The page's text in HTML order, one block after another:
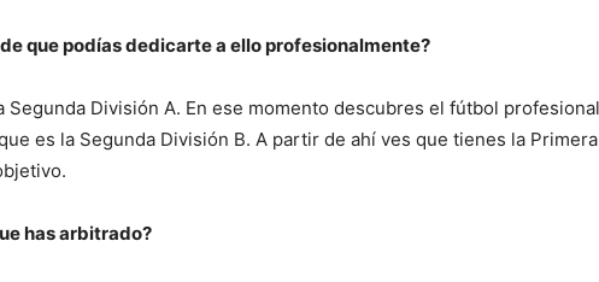
que podías dedicarte a ello profesionalmente?
Segunda División A. En ese momento descubres el fútbol
es la Segunda División B. A partir de ahí ves que tienes la
has arbitrado?